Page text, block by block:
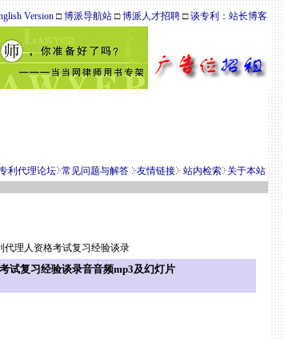
Version □博派导航站 □博派人才招聘 □谈专利：站长博客
利代理论坛 常见问题与解答 友情链接 站内检索 关于本站
代理人资格考试复习经验谈录
试复习经验谈录音音频mp3及幻灯片